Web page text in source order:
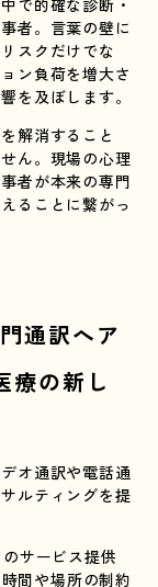
で的確な診断・
者。言葉の壁に
スクだけでな
ン負荷を増大さ
を及ぼします。
解消すること
ん。現場の心理
者が本来の専門
ることに繋がっ
通訳へア
療の新し
オ通訳や電話通
ルティングを提
サービス提供
間や場所の制約